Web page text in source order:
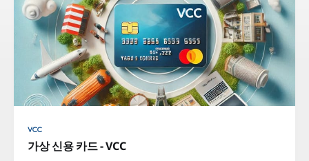
VCC
가상 신용 카드 - VCC